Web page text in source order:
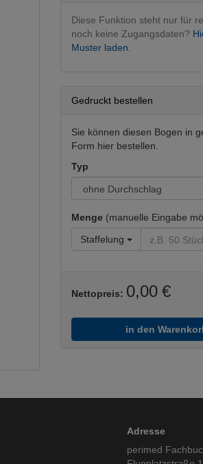
Diese Funktion steht nur für
noch keine Zugangsdaten?
Muster laden.
Gedruckt bestellen
Sie können diesen Bogen in
Form hier bestellen.
Typ
Menge (manuelle Eingabe
Staffelung
Nettopreis: 0,00 €
in den
Adresse
perimed